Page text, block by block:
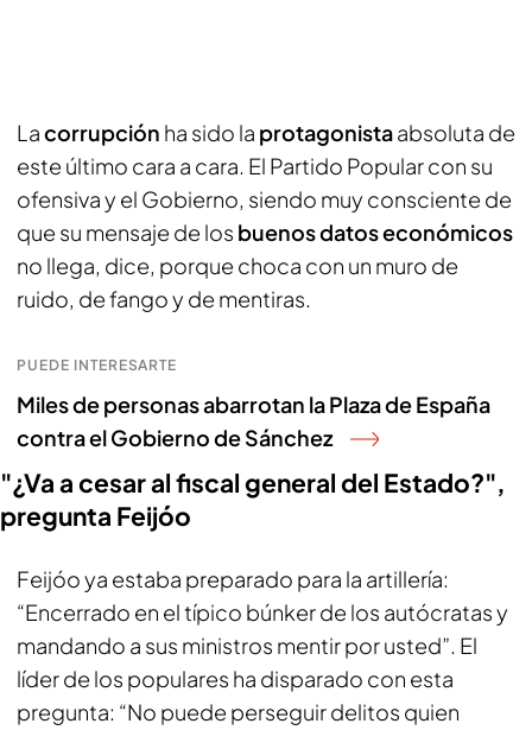
Lacorrupción ha sido la protagonistaabsoluta de
este último cara a cara. El Partido Popular con su
ofensiva y el Gobierno, siendo muy consciente de
que su mensaje de los buenos datos económicos
no llega, dice, porque choca con un muro de
ruido, de fango y de mentiras.
PUEDE INTERESARTE
Miles de personas abarrotan la Plaza de España
contra el Gobierno de Sánchez
"¿Va a cesar al fiscal general del Estado?",
pregunta Feijóo
Feijóo ya estaba preparado para la artillería:
“Encerrado en el típico búnker de los autócratas y
mandando a sus ministros mentir por usted”. El
líder de los populares ha disparado con esta
pregunta: “No puede perseguir delitos quien